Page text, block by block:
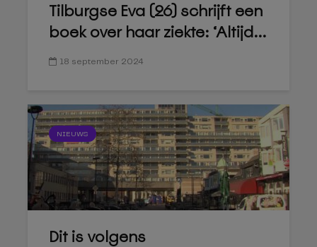
Tilburgse Eva (26) schrijft een
boek over haar ziekte: ‘Altijd...
18 september 2024
NIEUWS
Dit is volgens